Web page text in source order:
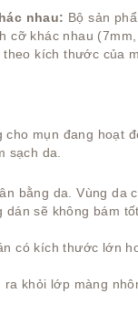
nhau: Bộ sản
cỡ khác nhau
kích thước của
cho mụn đang hoạt
sạch da.
bằng da. Vùng da
dán sẽ không bám
có kích thước lớn
ra khỏi lớp màng